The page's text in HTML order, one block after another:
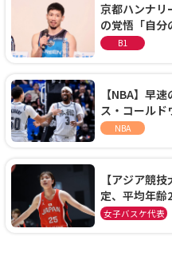
京都ハンナリ
の覚悟「自分
に、京都に来
B1
【NBA】早
ス・コールド
ーズに1年契約
NBA
【アジア競
定、平均年齢
本開催の大舞
女子バスケ代表